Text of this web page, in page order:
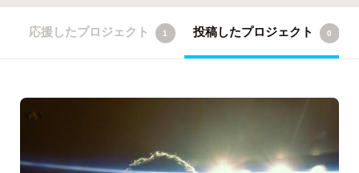
応援したプロジェクト 1 投稿したプロジェクト 0